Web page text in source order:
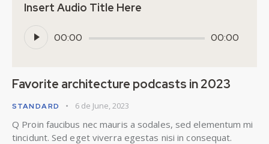
Insert Audio Title Here
Audio
Player 00:00 00:00
Favorite architecture podcasts in 2023
STANDARD 6 de June, 2023
Q Proin faucibus nec mauris a sodales, sed elementum mi
tincidunt. Sed eget viverra egestas nisi in consequat.